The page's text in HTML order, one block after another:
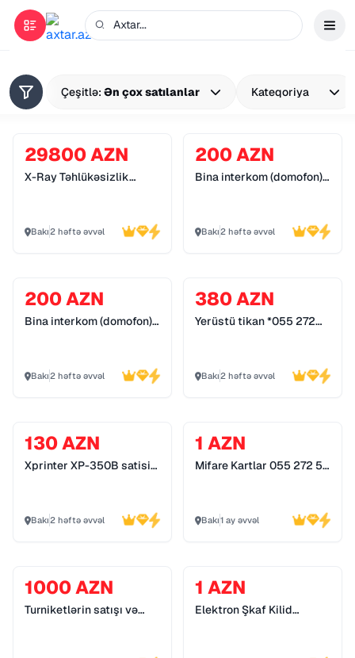
Çeşitlə: Ən çox satılanlar Kateqoriya
29800 AZN
X-Ray Təhlükəsizlik
Bakı2 həftə əvvəl
200 AZN
Bina interkom (domofon)
Bakı2 həftə əvvəl
200 AZN
Bina interkom (domofon)
Bakı2 həftə əvvəl
380 AZN
Yerüstü tikan *055 272
Bakı2 həftə əvvəl
130 AZN
Xprinter XP-350B satisi
Bakı2 həftə əvvəl
1 AZN
Mifare Kartlar 055 272 55
Bakı1 ay əvvəl
1000 AZN
Turniketlərin satışı və
1 AZN
Elektron Şkaf Kilid